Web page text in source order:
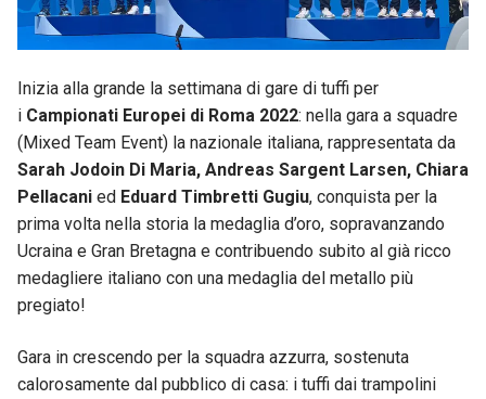
Inizia alla grande la settimana di gare di tuffi per
i Campionati Europei di Roma 2022: nella gara a squadre
(Mixed Team Event) la nazionale italiana, rappresentata da
Sarah Jodoin Di Maria, Andreas Sargent Larsen, Chiara
Pellacani ed Eduard Timbretti Gugiu, conquista per la
prima volta nella storia la medaglia d’oro, sopravanzando
Ucraina e Gran Bretagna e contribuendo subito al già ricco
medagliere italiano con una medaglia del metallo più
pregiato!
Gara in crescendo per la squadra azzurra, sostenuta
calorosamente dal pubblico di casa: i tuffi dai trampolini